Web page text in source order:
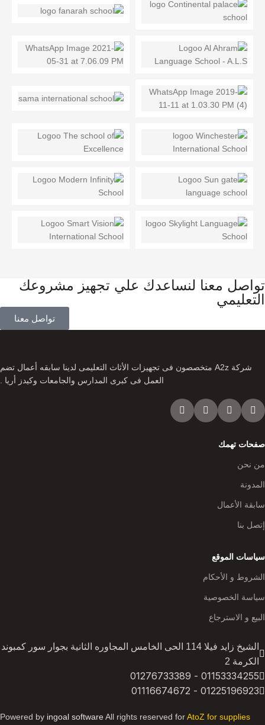
تواصل معنا لنساعدك علي تجهيز مشروعك
التعليمي
تواصل معنا
شركة A2z متخصصون فى تجهيزات الأثاث التعليمى لدينا سابقه أعمال تضم
العمل فى كبرى المدارس والجامعات وكيدز أريا .
صفحات تهمك
من نحن
المدونة
سابقة الأعمال
إتصل بنا
سياسات الموقع
الشروط و الأحكام
سياسة الخصوصية
البيع و الاسترجاع
الشيخ زايد فيلا 114 الحى الخامس المجاوره الثانية بجوار سور كمبوند
الكرمة 2
01153334255 - 01276733389
01225196923 - 01116674672
Powered by ingoal softwareAll rights reserved forAtoZ for supplies